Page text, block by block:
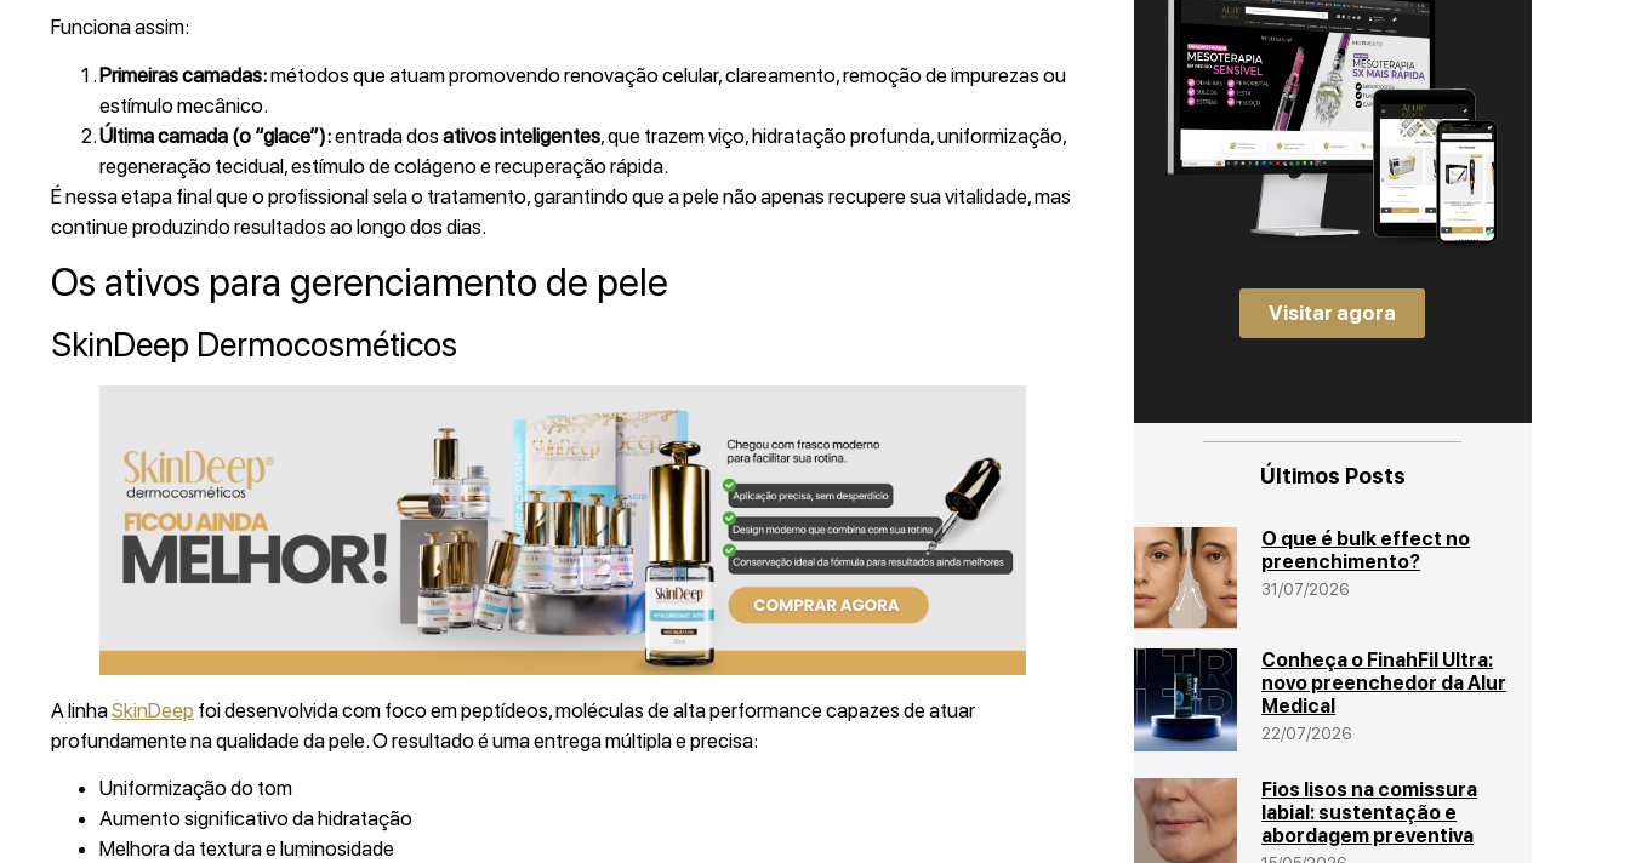
Funciona assim:
Primeiras camadas:métodos que atuam promovendo renovação celular, clareamento, remoção de impurezas ou
estímulo mecânico.
Última camada (o “glace”):entrada dos ativos inteligentes, que trazem viço, hidratação profunda, uniformização,
regeneração tecidual, estímulo de colágeno e recuperação rápida.
É nessa etapa final que o profissional sela o tratamento, garantindo que a pele não apenas recupere sua vitalidade, mas
continue produzindo resultados ao longo dos dias.
Os ativos para gerenciamento de pele
SkinDeep Dermocosméticos
A linhaSkinDeep foi desenvolvida com foco em peptídeos, moléculas de alta performance capazes de atuar
profundamente na qualidade da pele. O resultado é uma entrega múltipla e precisa:
Uniformização do tom
Aumento significativo da hidratação
Melhora da textura e luminosidade
Visitar agora
Últimos Posts
O que é bulk effect no
preenchimento?
31/07/2026
Conheça o FinahFil Ultra:
novo preenchedor da Alur
Medical
22/07/2026
Fios lisos na comissura
labial: sustentação e
abordagem preventiva